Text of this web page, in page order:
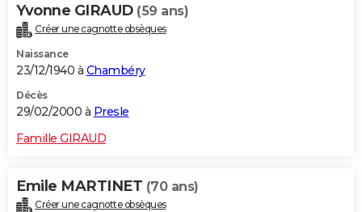
Yvonne GIRAUD (59 ans)
Créer une cagnotte obsèques
Naissance
23/12/1940 à Chambéry
Décès
29/02/2000 à Presle
Famille GIRAUD
Emile MARTINET (70 ans)
Créer une cagnotte obsèques